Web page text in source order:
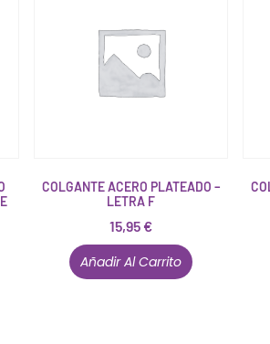
COLGANTE ACERO PLATEADO –
LETRA F
15,95 €
Añadir Al Carrito